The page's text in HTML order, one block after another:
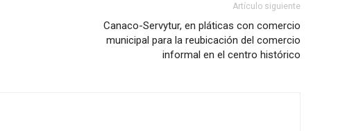
Artículo siguiente
Canaco-Servytur, en pláticas con comercio
municipal para la reubicación del comercio
informal en el centro histórico